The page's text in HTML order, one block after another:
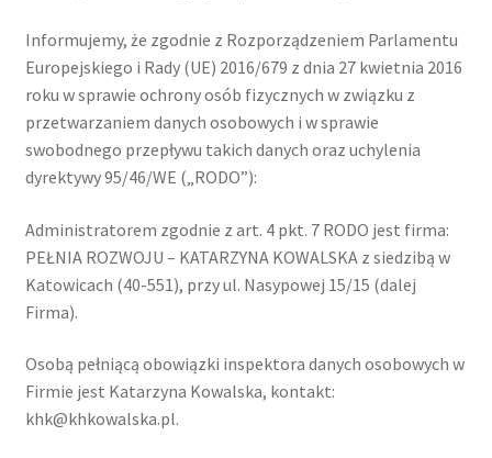
Okładka
Polityka prywatności
Regulamin Sklepu
Zapraszam do kontaktu
Informujemy, że zgodnie z Rozporządzeniem Parlamentu
Europejskiego i Rady (UE) 2016/679 z dnia 27 kwietnia 2016
roku w sprawie ochrony osób fizycznych w związku z
przetwarzaniem danych osobowych i w sprawie
swobodnego przepływu takich danych oraz uchylenia
dyrektywy 95/46/WE („RODO”):
Administratorem zgodnie z art. 4 pkt. 7 RODO jest firma:
PEŁNIA ROZWOJU – KATARZYNA KOWALSKA z siedzibą w
Katowicach (40-551), przy ul. Nasypowej 15/15 (dalej
Firma).
Osobą pełniącą obowiązki inspektora danych osobowych w
Firmie jest Katarzyna Kowalska, kontakt:
khk@khkowalska.pl.